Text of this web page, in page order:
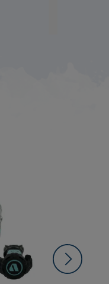
-116,00 €